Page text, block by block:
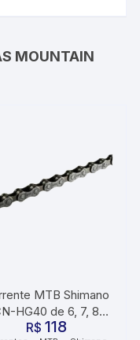
MOUNTAIN
MTB Shimano
HG40 de 6, 7, 8
Tourney TY
R$ 118